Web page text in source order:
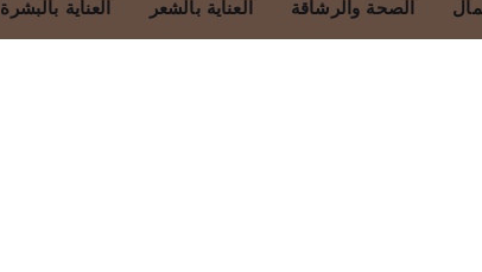
الصحة والرشاقة العناية بالشعر العناية بالبشرة